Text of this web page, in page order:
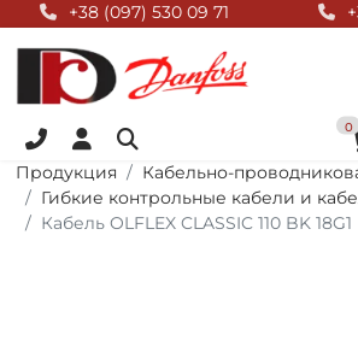
Null Top+38 (097) 530 09 71
0
Продукция
Кабельно-
Гибкие контрольные кабели и
Кабель OLFLEX CLASSIC 110 BK 18G1